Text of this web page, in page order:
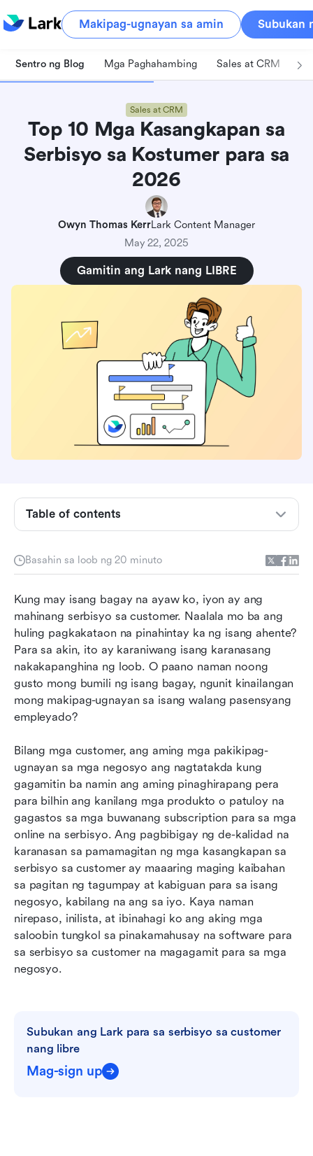
Makipag-ugnayan sa amin Subukan
Sentro ng Blog Mga Paghahambing Sales at CRM
Sales at CRM
Top 10 Mga Kasangkapan sa
Serbisyo sa Kostumer para sa
2026
Owyn Thomas KerrLark Content Manager
May 22, 2025
Gamitin ang Lark nang LIBRE
Basahin sa loob ng 20 minuto
Kung may isang bagay na ayaw ko, iyon ay ang
mahinang serbisyo sa customer. Naalala mo ba ang
huling pagkakataon na pinahintay ka ng isang ahente?
Para sa akin, ito ay karaniwang isang karanasang
nakakapanghina ng loob. O paano naman noong
gusto mong bumili ng isang bagay, ngunit kinailangan
mong makipag-ugnayan sa isang walang pasensyang
empleyado?
Bilang mga customer, ang aming mga pakikipag-
ugnayan sa mga negosyo ang nagtatakda kung
gagamitin ba namin ang aming pinaghirapang pera
para bilhin ang kanilang mga produkto o patuloy na
gagastos sa mga buwanang subscription para sa mga
online na serbisyo. Ang pagbibigay ng de-kalidad na
karanasan sa pamamagitan ng mga kasangkapan sa
serbisyo sa customer ay maaaring maging kaibahan
sa pagitan ng tagumpay at kabiguan para sa isang
negosyo, kabilang na ang sa iyo. Kaya naman
nirepaso, inilista, at ibinahagi ko ang aking mga
saloobin tungkol sa pinakamahusay na software para
sa serbisyo sa customer na magagamit para sa mga
negosyo.
Subukan ang Lark para sa serbisyo sa customer
nang libre
Mag-sign up
Table of contents
Paano natin sinusuri at tine-test ang software?
customer?
kasangkapan sa serbisyo sa customer
Pinakamahusay na mga kasangkapan sa
serbisyo sa customer para sa 2026
Paano pumili ng tamang kasangkapan para sa
serbisyo sa customer
Pagpapahusay ng serbisyo sa customer gamit
Mga hinaharap na uso sa mga kasangkapan sa
serbisyo sa customer
Mga Madalas Itanong
Konklusyon
May kaugnayang pagbasa